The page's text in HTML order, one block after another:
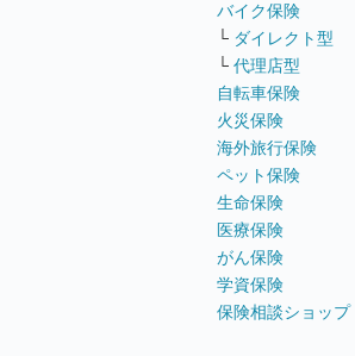
バイク保険
└ ダイレクト型
└ 代理店型
自転車保険
火災保険
海外旅行保険
ペット保険
生命保険
医療保険
がん保険
学資保険
保険相談ショップ